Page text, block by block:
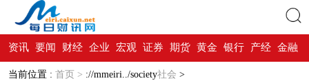
搜索
资讯 要闻 财经 企业 宏观 证券 期货 黄金 银行 产经 金融
当前位置 : 首页 > ://mmeiri../society社会 >